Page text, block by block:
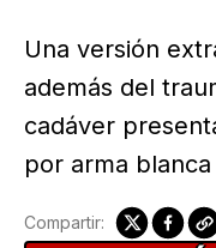
Una versión
además del
cadáver
por arma
Compartir: